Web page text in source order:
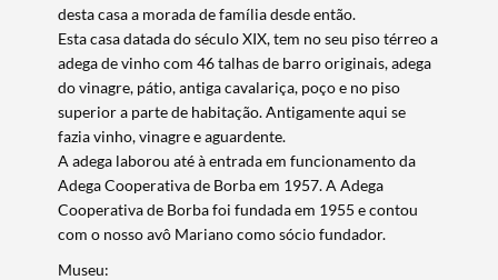
desta casa a morada de família desde então.
Esta casa datada do século XIX, tem no seu piso térreo a
adega de vinho com 46 talhas de barro originais, adega
do vinagre, pátio, antiga cavalariça, poço e no piso
superior a parte de habitação. Antigamente aqui se
fazia vinho, vinagre e aguardente.
A adega laborou até à entrada em funcionamento da
Adega Cooperativa de Borba em 1957. A Adega
Cooperativa de Borba foi fundada em 1955 e contou
com o nosso avô Mariano como sócio fundador.
Museu: